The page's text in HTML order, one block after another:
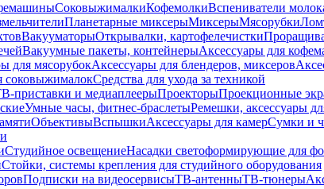
СоковыжималкиКофемолкиВспениватели
Планетарные миксерыМиксерыМясорубки
ВакууматорыОткрывалки, картофелечистки
Вакуумные пакеты, контейнерыАксессуары для
для мясорубокАксессуары для блендеров, миксеров
соковыжималокСредства для ухода за техникой
приставки и медиаплеерыПроекторыПроекционные
Умные часы, фитнес-браслетыРемешки, аксессуары
ОбъективыВспышкиАксессуары для камерСумки и
Студийное освещениеНасадки светоформирующие для
Стойки, системы крепления для студийного оборудования
Подписки на видеосервисыТВ-антенныТВ-тюнеры